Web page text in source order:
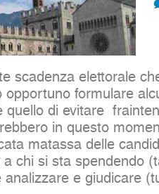
scadenza elettorale
opportuno formulare
quello di evitare
in questo
matassa delle
chi si sta spendendo
e giudicare